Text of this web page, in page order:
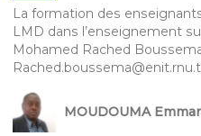
La formation des
LMD dans l’enseignement
Mohamed Rached
MOUDOUMA